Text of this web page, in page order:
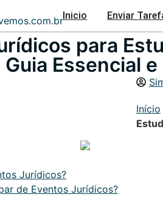
Inicio Enviar
para
Essencial e
Início
Jurídicos?
de Eventos Jurídicos?